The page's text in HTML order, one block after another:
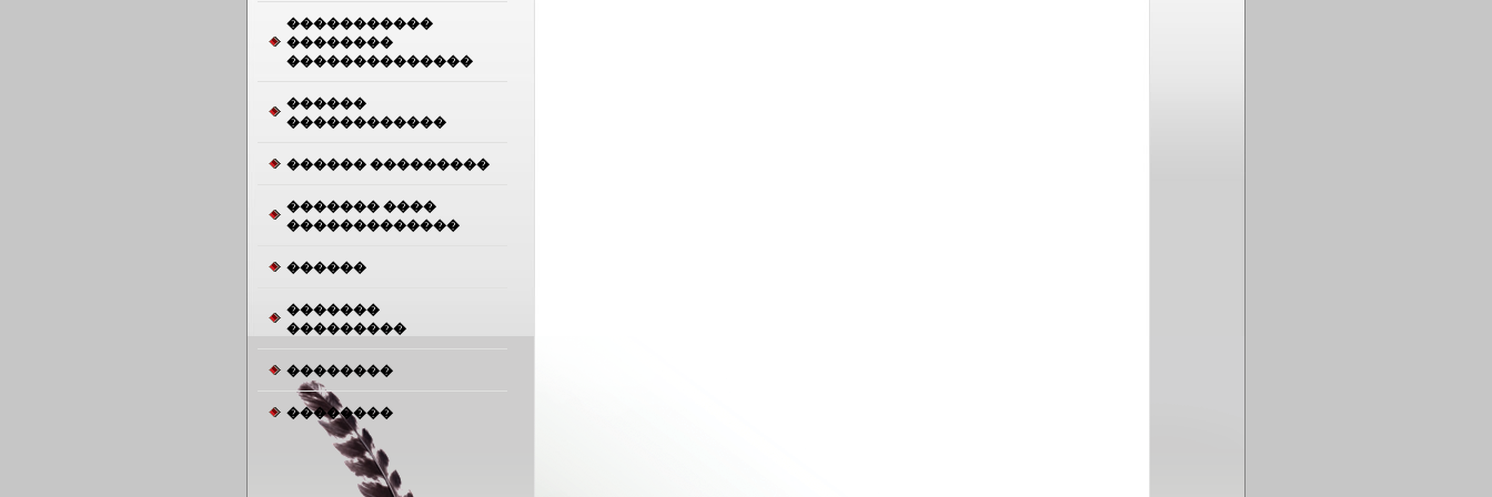
�����������
��������
��������������
������
������������
������ ���������
������� ����
�������������
������
�������
���������
��������
��������